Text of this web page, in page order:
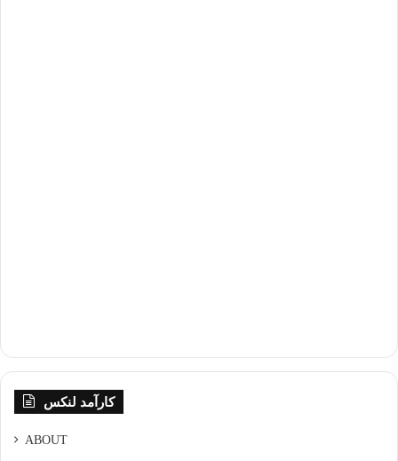
کارآمد لنکس
ABOUT